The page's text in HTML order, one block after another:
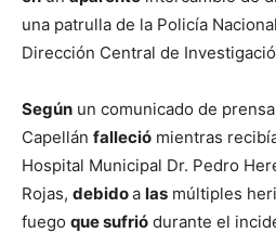
una patrulla de la Policía Nacional
Dirección Central de
Según un comunicado de
Capellán falleció mientras
Hospital Municipal Dr. Pedro
Rojas, debidoa las múltiples
fuego que sufrió durante el